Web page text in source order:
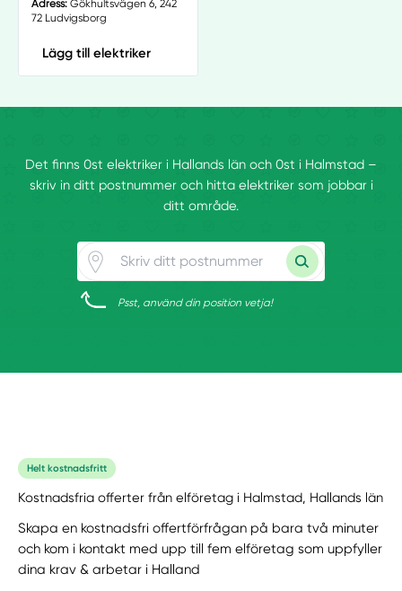
Adress:Gökhultsvägen 6, 242
72 Ludvigsborg
Lägg till elektriker
Det finns 0st elektriker i Hallands län och 0st i Halmstad –
skriv in ditt postnummer och hitta elektriker som jobbar i
ditt område.
Psst, använd din position vetja!
Helt kostnadsfritt
Kostnadsfria offerter från elföretag i Halmstad, Hallands län
Skapa en kostnadsfri offertförfrågan på bara två minuter
och kom i kontakt med upp till fem elföretag som uppfyller
dina krav & arbetar i Halland